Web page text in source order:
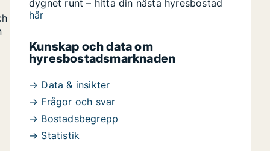
dygnet runt – hitta din nästa hyresbostad
här
Kunskap och data om
hyresbostadsmarknaden
→ Data & insikter
→ Frågor och svar
→ Bostadsbegrepp
→ Statistik